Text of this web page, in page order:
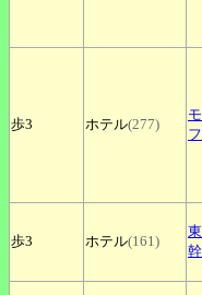
歩3 ホテル(277)
歩3 ホテル(161)